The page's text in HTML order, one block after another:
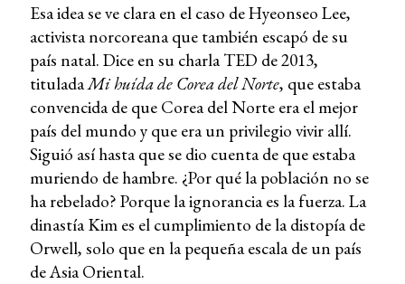
Esa idea se ve clara en el caso de Hyeonseo Lee,
activista norcoreana que también escapó de su
país natal. Dice en su charla TED de 2013,
tituladaMi huída de Corea del Norte, que estaba
convencida de que Corea del Norte era el mejor
país del mundo y que era un privilegio vivir allí.
Siguió así hasta que se dio cuenta de que estaba
muriendo de hambre. ¿Por qué la población no se
ha rebelado? Porque la ignorancia es la fuerza. La
dinastía Kim es el cumplimiento de la distopía de
Orwell, solo que en la pequeña escala de un país
de Asia Oriental.